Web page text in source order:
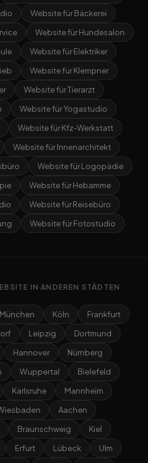
Website für Bäckerei
Website für Hundesalon
Website für Elektriker
Website für Klempner
Website für Tierarzt
Website für Yogastudio
Website für Kfz-Werkstatt
Website für Innenarchitekt
Website für Logopädie
Website für Hebamme
Website für Reisebüro
Website für Fotostudio
IN ANDEREN STÄDTEN
München Köln
Frankfurt
Leipzig
Dortmund
Hannover
Nürnberg
Wuppertal
Bielefeld
Karlsruhe
Mannheim
Aachen
Braunschweig
Kiel
Erfurt Lübeck
Ulm